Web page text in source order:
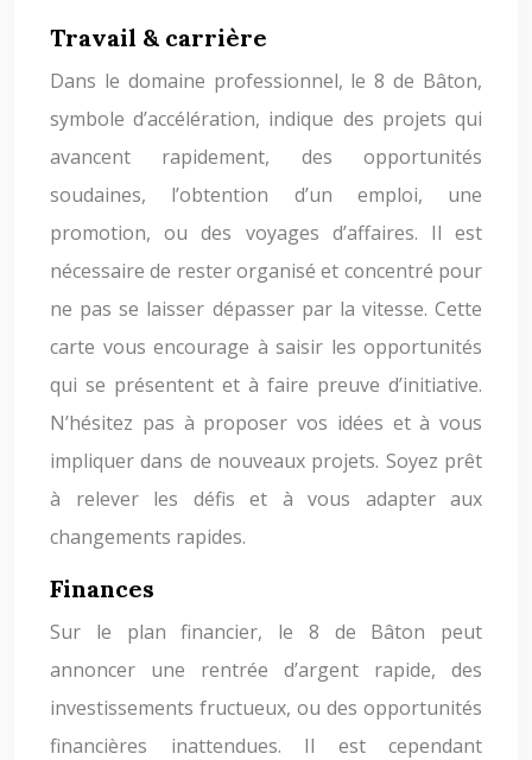
Travail & carrière
Dans le domaine professionnel, le 8 de Bâton,
symbole d’accélération, indique des projets qui
avancent rapidement, des opportunités
soudaines, l’obtention d’un emploi, une
promotion, ou des voyages d’affaires. Il est
nécessaire de rester organisé et concentré pour
ne pas se laisser dépasser par la vitesse. Cette
carte vous encourage à saisir les opportunités
qui se présentent et à faire preuve d’initiative.
N’hésitez pas à proposer vos idées et à vous
impliquer dans de nouveaux projets. Soyez prêt
à relever les défis et à vous adapter aux
changements rapides.
Finances
Sur le plan financier, le 8 de Bâton peut
annoncer une rentrée d’argent rapide, des
investissements fructueux, ou des opportunités
financières inattendues. Il est cependant